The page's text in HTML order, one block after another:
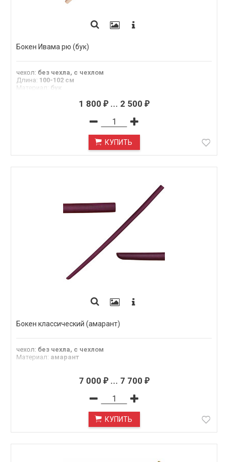
Бокен Ивама рю (бук)
чехол: без чехла, с чехлом
Длина: 100-102 см
Материал бук
1 800 ₽... 2 500 ₽
КУПИТЬ
Бокен классический (амарант)
чехол: без чехла, с чехлом
Материал: амарант
7 000 ₽... 7 700 ₽
КУПИТЬ